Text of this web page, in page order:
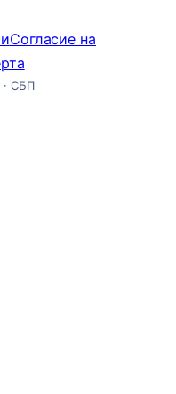
Согласие на
· СБП